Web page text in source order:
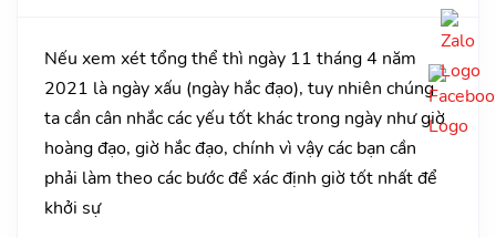
Nếu xem xét tổng thể thì ngày 11 tháng 4 năm
2021 là ngày xấu (ngày hắc đạo), tuy nhiên chúng
ta cần cân nhắc các yếu tốt khác trong ngày như giờ
hoàng đạo, giờ hắc đạo, chính vì vậy các bạn cần
phải làm theo các bước để xác định giờ tốt nhất để
khởi sự